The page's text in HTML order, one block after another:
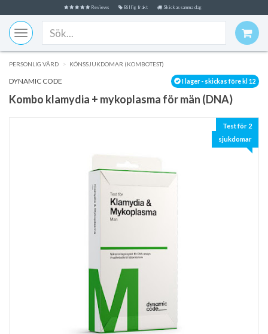
Reviews Billig frakt Skickas samma dag
Toggle
navigation
PERSONLIG VÅRD KÖNSSJUKDOMAR (KOMBOTEST)
I lager - skickas före kl 12
DYNAMIC CODE
Kombo klamydia + mykoplasma för män (DNA)
Test för 2
sjukdomar